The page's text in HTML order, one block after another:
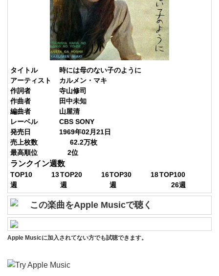
タイトル
時には母のない子のように
アーティスト
カルメン・マキ
作詞者
寺山修司
作曲者
田中未知
編曲者
山屋清
レーベル
CBS SONY
発売日
1969年02月21日
売上枚数
62.2万枚
最高順位
2位
ランクイン週数
TOP10
13
週
TOP20
16
週
TOP30
18
週
TOP100
26週
この楽曲をApple Musicで聴く
Apple Musicに加入されてない方でも試聴できます。